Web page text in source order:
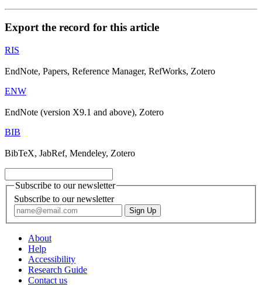
Export the record for this article
RIS
EndNote, Papers, Reference Manager, RefWorks, Zotero
ENW
EndNote (version X9.1 and above), Zotero
BIB
BibTeX, JabRef, Mendeley, Zotero
Subscribe to our newsletter
Subscribe to our newsletter
About
Help
Accessibility
Research Guide
Contact us